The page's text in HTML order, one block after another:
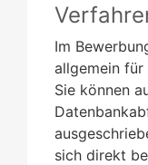
Im
allgemein für
Sie können
sich direkt